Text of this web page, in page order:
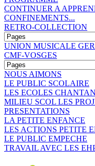
CONTINUER A
CONFINEMENTS...
RETRO-COLLECTION
UNION MUSICALE
CMF-VOSGES
NOUS AIMONS
LE PUBLIC SCOLAIRE
LES ECOLES
MILIEU SCOL LES
PRESENTATIONS
LA PETITE ENFANCE
LES ACTIONS PETITE
LE PUBLIC EMPECHE
TRAVAIL AVEC LES